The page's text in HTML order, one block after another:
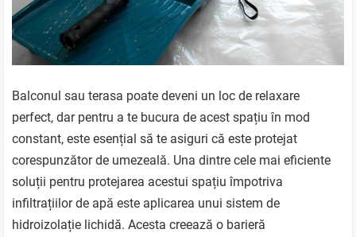
Balconul sau terasa poate deveni un loc de relaxare
perfect, dar pentru a te bucura de acest spațiu în mod
constant, este esențial să te asiguri că este protejat
corespunzător de umezeală. Una dintre cele mai eficiente
soluții pentru protejarea acestui spațiu împotriva
infiltrațiilor de apă este aplicarea unui sistem de
hidroizolație lichidă. Acesta creează o barieră